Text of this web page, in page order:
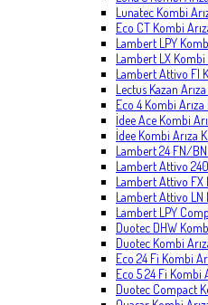
Lunatec Kombi
Eco CT Kombi
Lambert LPY
Lambert LX Kombi
Lambert Attivo FI
Lectus Kazan
Eco 4 Kombi Arıza
İdee Ace Kombi
İdee Kombi Arıza
Lambert 24 FN/
Lambert Attivo
Lambert Attivo FX
Lambert Attivo LN
Lambert LPY
Duotec DHW
Duotec Kombi
Eco 24 Fi Kombi
Eco 5 24 Fi Kombi
Duotec Compact